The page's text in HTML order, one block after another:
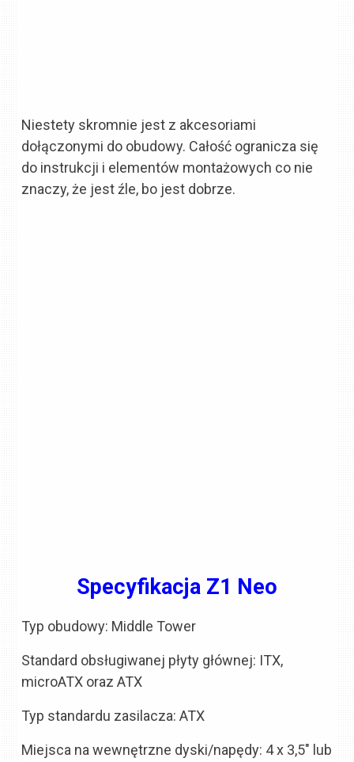
Niestety skromnie jest z akcesoriami
dołączonymi do obudowy. Całość ogranicza się
do instrukcji i elementów montażowych co nie
znaczy, że jest źle, bo jest dobrze.
Specyfikacja Z1 Neo
Typ obudowy: Middle Tower
Standard obsługiwanej płyty głównej: ITX,
microATX oraz ATX
Typ standardu zasilacza: ATX
Miejsca na wewnętrzne dyski/napędy: 4 x 3,5″ lub